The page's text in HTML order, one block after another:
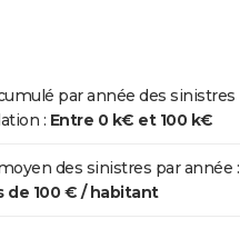
par année des sinistres
: Entre 0 k€ et 100 k€
des sinistres par année :
de 100 € / habitant